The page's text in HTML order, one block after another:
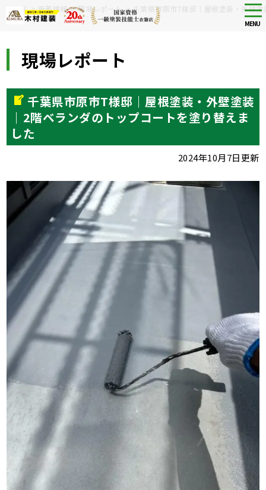
to
MENU
HOME>新着情報>現場レポート>千葉県市原市T様邸｜屋根塗装・外壁
現場レポート
千葉県市原市T様邸｜屋根塗装・外壁塗装
｜2階ベランダのトップコートを塗り替えま
した
2024年10月7日更新